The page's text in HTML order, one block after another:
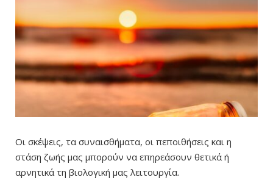
Οι σκέψεις, τα συναισθήματα, οι πεποιθήσεις και η
στάση ζωής μας μπορούν να επηρεάσουν θετικά ή
αρνητικά τη βιολογική μας λειτουργία.